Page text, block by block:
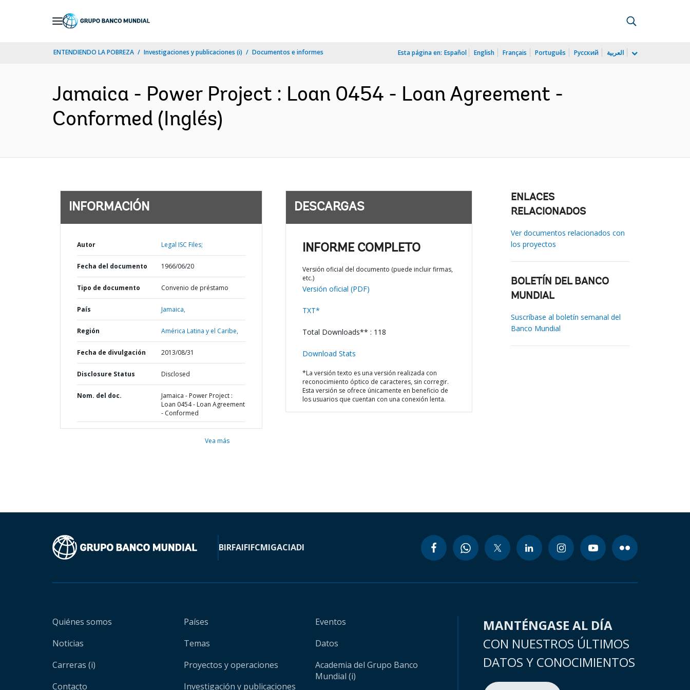
ENTENDIENDO LA POBREZA Investigaciones y publicaciones (i) Documentos e informes Esta página en: Español English Français Português Русский العربية
Jamaica - Power Project : Loan 0454 - Loan Agreement -
Conformed (Inglés)
INFORMACIÓN
Autor Legal ISC Files;
Fecha del documento 1966/06/20
Tipo de documento Convenio de préstamo
País Jamaica,
Región América Latina y el Caribe,
Fecha de divulgación 2013/08/31
Disclosure Status Disclosed
Nom. del doc.
Jamaica - Power Project :
Loan 0454 - Loan Agreement
- Conformed
Vea más
DESCARGAS
INFORME COMPLETO
Versión oficial del documento (puede incluir firmas,
etc.)
Versión oficial (PDF)
TXT*
Total Downloads** : 118
Download Stats
*La versión texto es una versión realizada con
reconocimiento óptico de caracteres, sin corregir.
Esta versión se ofrece únicamente en beneficio de
los usuarios que cuentan con una conexión lenta.
ENLACES
RELACIONADOS
Ver documentos relacionados con
los proyectos
BOLETÍN DEL BANCO
MUNDIAL
Suscríbase al boletín semanal del
Banco Mundial
BIRFAIFIFCMIGACIADI
Quiénes somos
Noticias
Carreras (i)
Contacto
Países
Temas
Proyectos y operaciones
Investigación y publicaciones
Eventos
Datos
Academia del Grupo Banco
Mundial (i)
MANTÉNGASE AL DÍA
CON NUESTROS ÚLTIMOS
DATOS Y CONOCIMIENTOS